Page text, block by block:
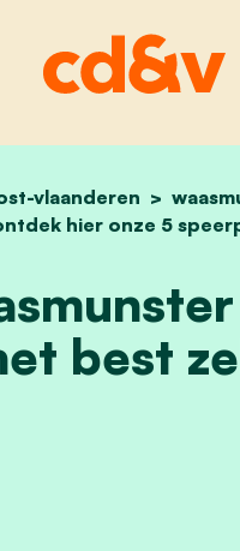
home
vlaanderen
hier onze 5
best